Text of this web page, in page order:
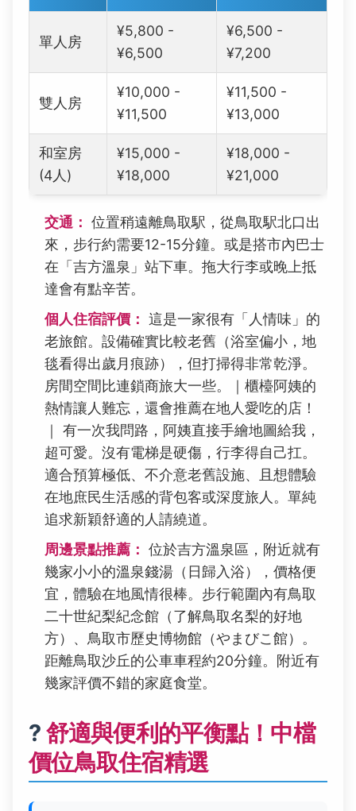
單人房
¥5,800 -
¥6,500
¥6,500 -
¥7,200
雙人房
¥10,000 -
¥11,500
¥11,500 -
¥13,000
和室房
(4人)
¥15,000 -
¥18,000
¥18,000 -
¥21,000
交通： 位置稍遠離鳥取駅，從鳥取駅北口出
來，步行約需要12-15分鐘。或是搭市內巴士
在「吉方溫泉」站下車。拖大行李或晚上抵
達會有點辛苦。
個人住宿評價： 這是一家很有「人情味」的
老旅館。設備確實比較老舊（浴室偏小，地
毯看得出歲月痕跡），但打掃得非常乾淨。
房間空間比連鎖商旅大一些。｜櫃檯阿姨的
熱情讓人難忘，還會推薦在地人愛吃的店！
｜ 有一次我問路，阿姨直接手繪地圖給我，
超可愛。沒有電梯是硬傷，行李得自己扛。
適合預算極低、不介意老舊設施、且想體驗
在地庶民生活感的背包客或深度旅人。單純
追求新穎舒適的人請繞道。
周邊景點推薦： 位於吉方溫泉區，附近就有
幾家小小的溫泉錢湯（日歸入浴），價格便
宜，體驗在地風情很棒。步行範圍內有鳥取
二十世紀梨紀念館（了解鳥取名梨的好地
方）、鳥取市歷史博物館（やまびこ館）。
距離鳥取沙丘的公車車程約20分鐘。附近有
幾家評價不錯的家庭食堂。
? 舒適與便利的平衡點！中檔
價位鳥取住宿精選